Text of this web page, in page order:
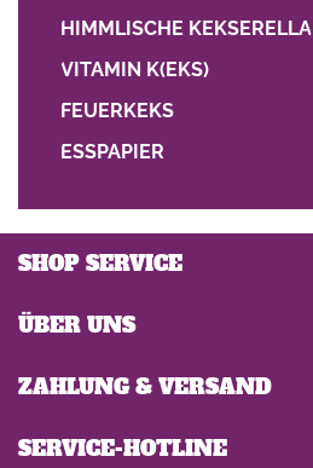
HIMMLISCHE KEKSERELLA
VITAMIN K(EKS)
FEUERKEKS
ESSPAPIER
SERVICE-HOTLINE
SHOP SERVICE
ÜBER UNS
ZAHLUNG & VERSAND